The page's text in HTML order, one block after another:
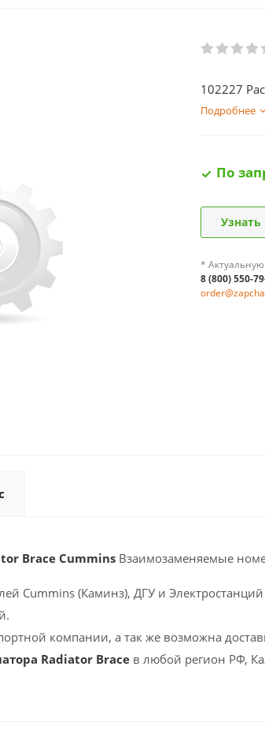
102227
Подробнее
По
Узнать
*
8 (800) 550-
Brace Cummins Взаимозаменяемые
Cummins (Каминз), ДГУ и
компании, а так же возможна
Radiator Brace в любой регион РФ,